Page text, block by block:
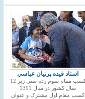
استاد فيده پرنيان عباسي
کسب مقام سوم رده سنی زیر 12
سال کشور در سال 1391
کسب مقام اول مشترک و عنوان